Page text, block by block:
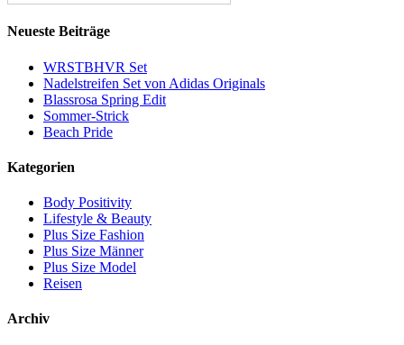
Neueste Beiträge
WRSTBHVR Set
Nadelstreifen Set von Adidas Originals
Blassrosa Spring Edit
Sommer-Strick
Beach Pride
Kategorien
Body Positivity
Lifestyle & Beauty
Plus Size Fashion
Plus Size Männer
Plus Size Model
Reisen
Archiv